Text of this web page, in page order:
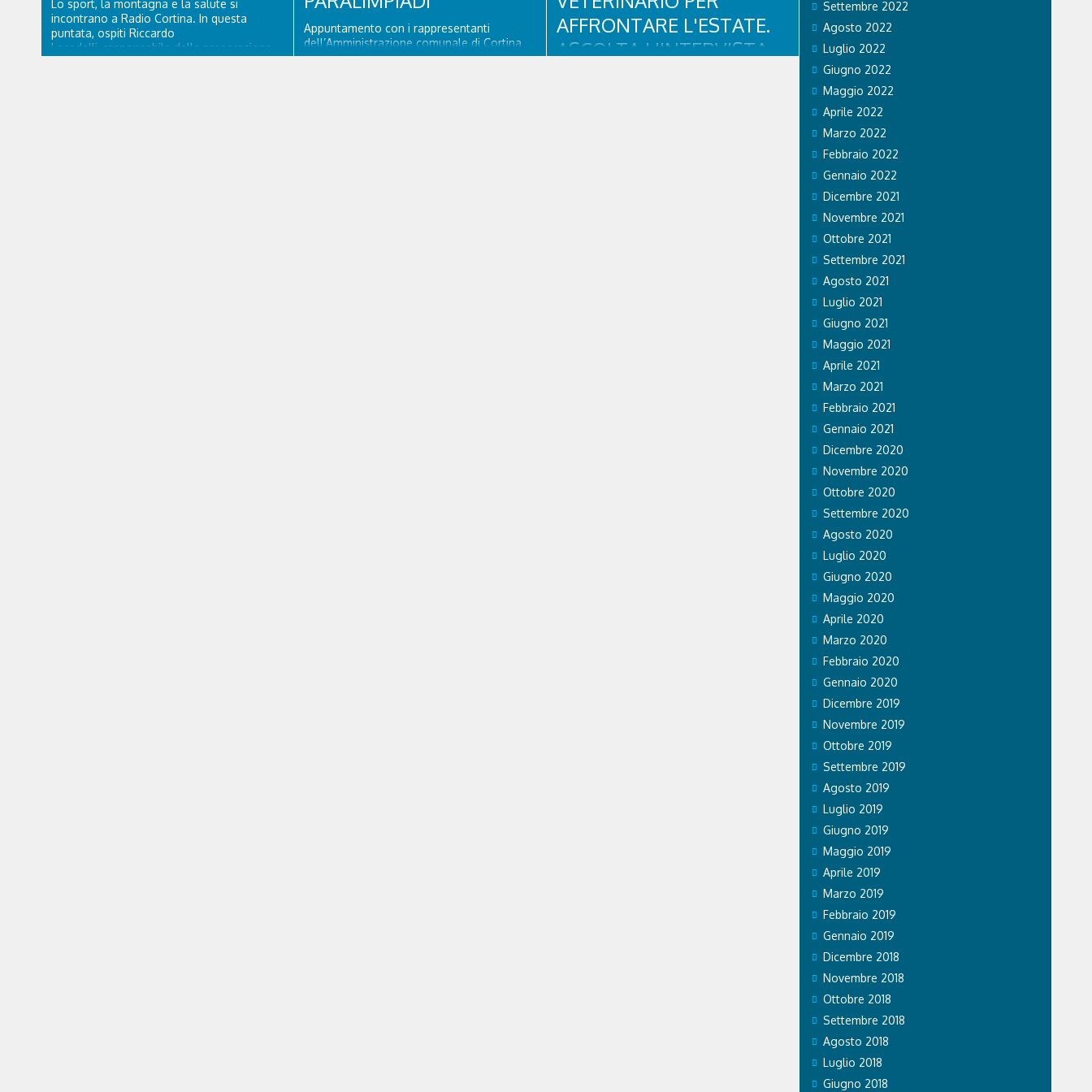
Lo sport, la montagna e la salute si
incontrano a Radio Cortina. In questa
puntata, ospiti Riccardo
Lacedelli, responsabile della preparazione
Appuntamento con i rappresentanti
dell’Amministrazione comunale di Cortina
d’Ampezzo. Oggi interviene nel “Gran
AFFRONTARE L'ESTATE.
ASCOLTA L'INTERVISTA
Settembre 2022
Agosto 2022
Luglio 2022
Giugno 2022
Maggio 2022
Aprile 2022
Marzo 2022
Febbraio 2022
Gennaio 2022
Dicembre 2021
Novembre 2021
Ottobre 2021
Settembre 2021
Agosto 2021
Luglio 2021
Giugno 2021
Maggio 2021
Aprile 2021
Marzo 2021
Febbraio 2021
Gennaio 2021
Dicembre 2020
Novembre 2020
Ottobre 2020
Settembre 2020
Agosto 2020
Luglio 2020
Giugno 2020
Maggio 2020
Aprile 2020
Marzo 2020
Febbraio 2020
Gennaio 2020
Dicembre 2019
Novembre 2019
Ottobre 2019
Settembre 2019
Agosto 2019
Luglio 2019
Giugno 2019
Maggio 2019
Aprile 2019
Marzo 2019
Febbraio 2019
Gennaio 2019
Dicembre 2018
Novembre 2018
Ottobre 2018
Settembre 2018
Agosto 2018
Luglio 2018
Giugno 2018